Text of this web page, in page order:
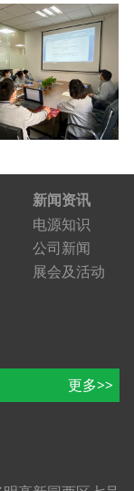
新闻资讯
电源知识
公司新闻
展会及活动
更多>>